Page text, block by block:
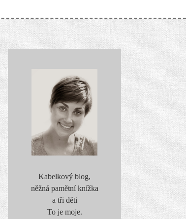
Kabelkový blog,
něžná pamětní knížka
a tři děti
To je moje.